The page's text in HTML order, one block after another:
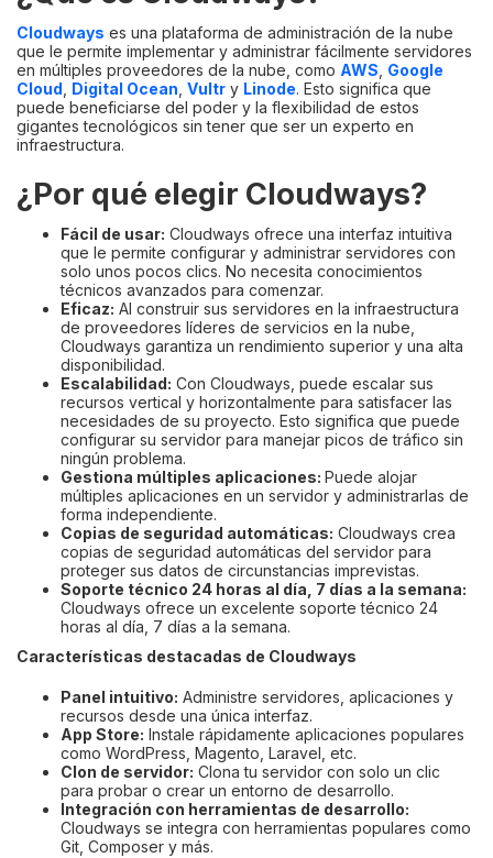
Cloudways es una plataforma de administración de la nube
que le permite implementar y administrar fácilmente servidores
en múltiples proveedores de la nube, como AWS Google
Cloud Digital Ocean Vultr y Linode. Esto significa que
puede beneficiarse del poder y la flexibilidad de estos
gigantes tecnológicos sin tener que ser un experto en
infraestructura.
¿Por qué elegir Cloudways?
Fácil de usar: Cloudways ofrece una interfaz intuitiva
que le permite configurar y administrar servidores con
solo unos pocos clics. No necesita conocimientos
técnicos avanzados para comenzar.
Eficaz: Al construir sus servidores en la infraestructura
de proveedores líderes de servicios en la nube,
Cloudways garantiza un rendimiento superior y una alta
disponibilidad.
Escalabilidad: Con Cloudways, puede escalar sus
recursos vertical y horizontalmente para satisfacer las
necesidades de su proyecto. Esto significa que puede
configurar su servidor para manejar picos de tráfico sin
ningún problema.
Gestiona múltiples aplicaciones: Puede alojar
múltiples aplicaciones en un servidor y administrarlas de
forma independiente.
Copias de seguridad automáticas: Cloudways crea
copias de seguridad automáticas del servidor para
proteger sus datos de circunstancias imprevistas.
Soporte técnico 24 horas al día, 7 días a la semana:
Cloudways ofrece un excelente soporte técnico 24
horas al día, 7 días a la semana.
Características destacadas de Cloudways
Panel intuitivo: Administre servidores, aplicaciones y
recursos desde una única interfaz.
App Store: Instale rápidamente aplicaciones populares
como WordPress, Magento, Laravel, etc.
Clon de servidor: Clona tu servidor con solo un clic
para probar o crear un entorno de desarrollo.
Integración con herramientas de desarrollo:
Cloudways se integra con herramientas populares como
Git, Composer y más.